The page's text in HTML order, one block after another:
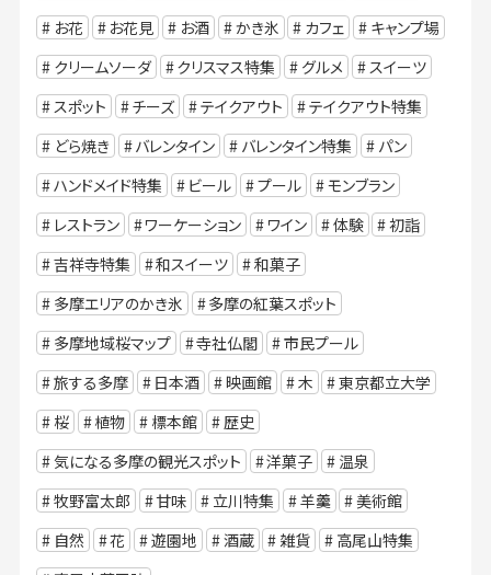
お花
お花見 お酒 かき氷 カフェ
キャンプ場
クリームソーダ
クリスマス特集 グルメ
スイーツ
スポット
チーズ テイクアウト
テイクアウト特集
どら焼き
バレンタイン バレンタイン特集
パン
ハンドメイド特集
ビール プール
モンブラン
レストラン
ワーケーション ワイン 体験
初詣
吉祥寺特集
和スイーツ
和菓子
多摩エリアのかき氷
多摩の紅葉スポット
多摩地域桜マップ
寺社仏閣
市民プール
旅する多摩
日本酒 映画館 木
東京都立大学
桜
植物 標本館
歴史
気になる多摩の観光スポット
洋菓子
温泉
牧野富太郎
甘味 立川特集 羊羹
美術館
自然
花 遊園地 酒蔵 雑貨
高尾山特集